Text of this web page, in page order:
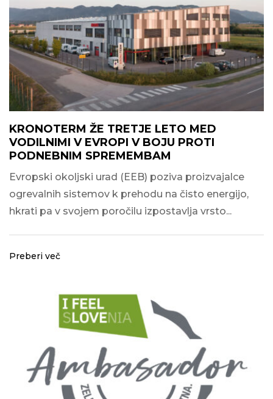
KRONOTERM ŽE TRETJE LETO MED
VODILNIMI V EVROPI V BOJU PROTI
PODNEBNIM SPREMEMBAM
Evropski okoljski urad (EEB) poziva proizvajalce
ogrevalnih sistemov k prehodu na čisto energijo,
hkrati pa v svojem poročilu izpostavlja vrsto...
Preberi več